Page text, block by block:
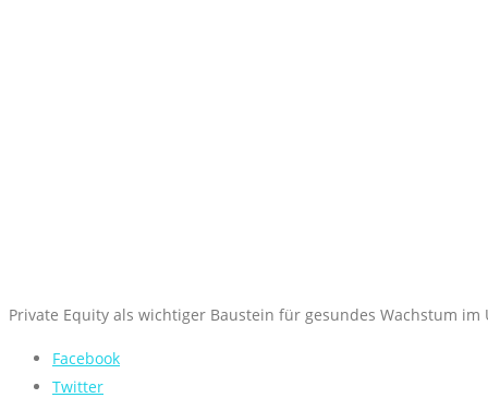
Private Equity als wichtiger Baustein für gesundes Wachstum im
Facebook
Twitter